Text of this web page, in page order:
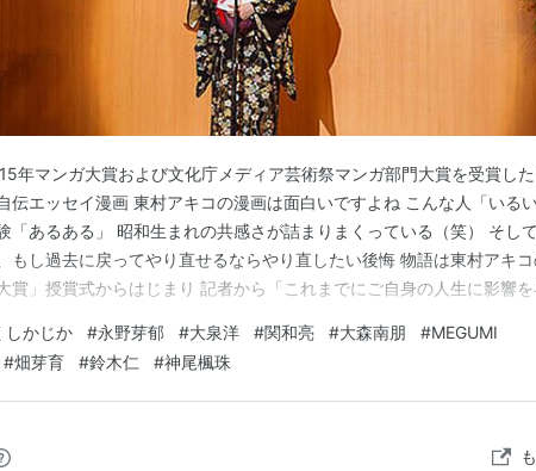
年マンガ大賞および文化庁メディア芸術祭マンガ部門大賞を受賞し
伝エッセイ漫画 東村アキコの漫画は面白いですよね こんな人「いるい
「あるある」 昭和生まれの共感さが詰まりまくっている（笑） そし
もし過去に戻ってやり直せるならやり直したい後悔 物語は東村アキ
賞」授賞式からはじまり 記者から「これまでにご自身の人生に影響を
時代故郷宮崎で通っていた絵画教室の日高先生のことを思いだします
ろ、近所のゴミ捨て場に棄てられて…
しかじか #永野芽郁 #大泉洋 #関和亮 #大森南朋 #MEGUMI
#畑芽育 #鈴木仁 #神尾楓珠